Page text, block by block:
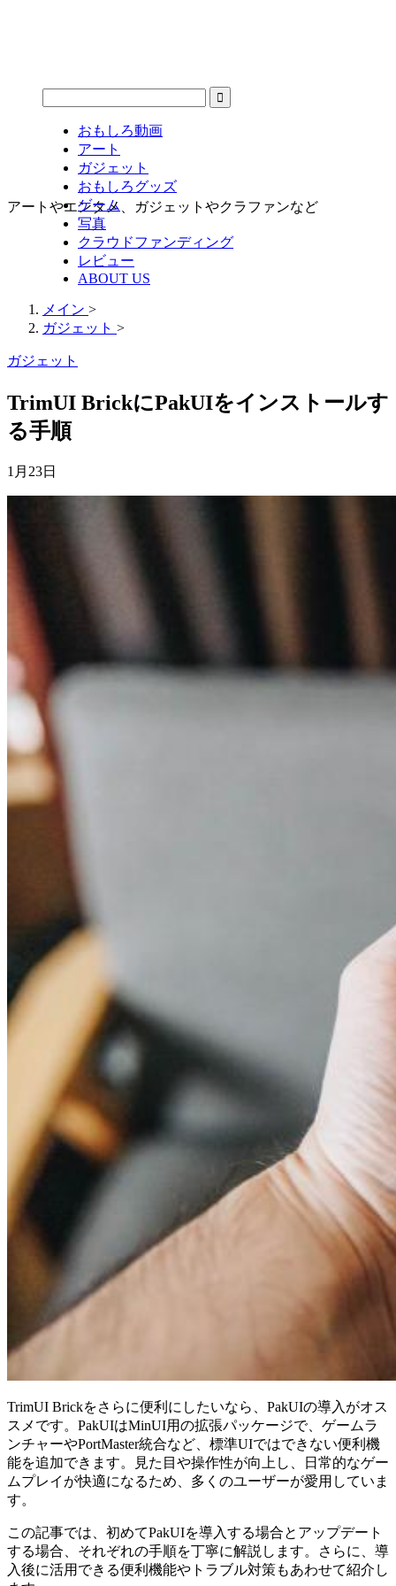
アートやエンタメ、ガジェットやクラファンなど
おもしろ動画
アート
ガジェット
おもしろグッズ
ゲーム
写真
クラウドファンディング
レビュー
ABOUT US
メイン >
ガジェット >
ガジェット
TrimUI BrickにPakUIをインストールす
る手順
1月23日
TrimUI Brickをさらに便利にしたいなら、PakUIの導入がオス
スメです。PakUIはMinUI用の拡張パッケージで、ゲームラ
ンチャーやPortMaster統合など、標準UIではできない便利機
能を追加できます。見た目や操作性が向上し、日常的なゲー
ムプレイが快適になるため、多くのユーザーが愛用していま
す。
この記事では、初めてPakUIを導入する場合とアップデート
する場合、それぞれの手順を丁寧に解説します。さらに、導
入後に活用できる便利機能やトラブル対策もあわせて紹介し